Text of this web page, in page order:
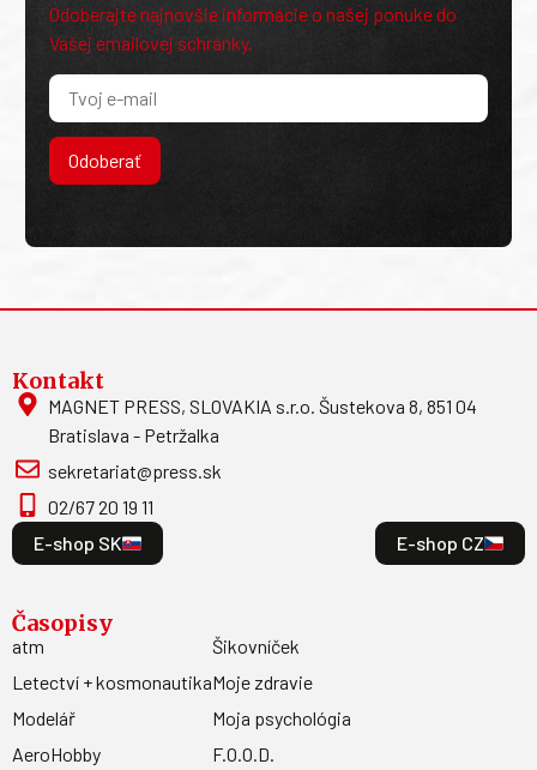
Odoberajte najnovšie informácie o našej ponuke do
Vašej emailovej schránky.
Odoberať
Kontakt
MAGNET PRESS, SLOVAKIA s.r.o. Šustekova 8, 851 04
Bratislava - Petržalka
sekretariat@press.sk
02/67 20 19 11
E-shop SK
E-shop CZ
Časopisy
atm
Letectví + kosmonautika
Modelář
AeroHobby
Šikovníček
Moje zdravie
Moja psychológia
F.O.O.D.